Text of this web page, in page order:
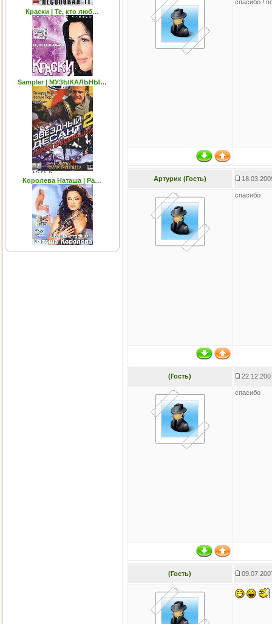
Краски | Те, кто люб…
Sampler | МУЗЫКАЛЬНЫ…
Королева Наташа | Ра…
спасибо !
Артурик (Гость)
спасибо
(Гость)
спасибо
(Гость)